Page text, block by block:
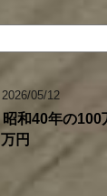
2026/05/12
昭和40年の
万円